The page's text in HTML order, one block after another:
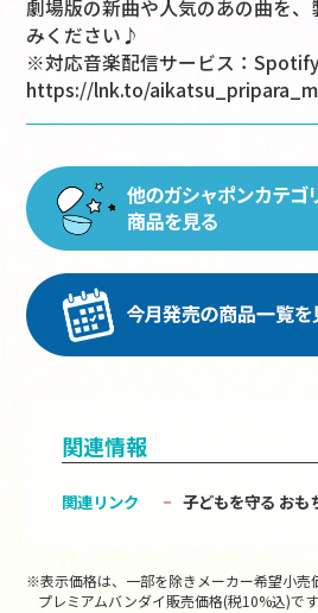
劇場版の新曲や人気のあの曲を
みください♪
※対応音楽配信サービス：
https://lnk.to/
関連情報
関連リンク 子どもを守る おも
※表示価格は、一部を除きメーカー希望小売
プレミアムバンダイ販売価格(税10%込)です